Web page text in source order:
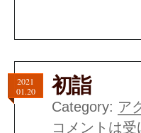
2021
01.20
初詣
Category: ア
コメントは受